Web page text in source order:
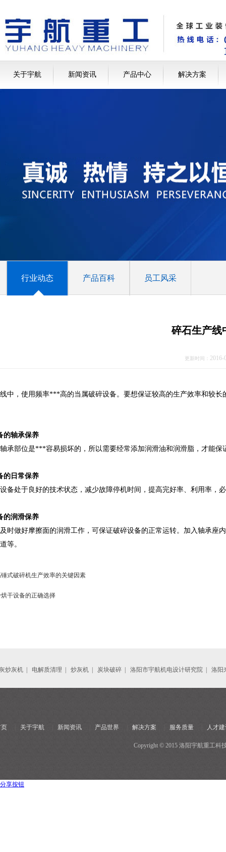
关于宇航 新闻资讯 产品中心 解决方案
行业动态 产品百科 员工风采
碎石生产线
更新时间：
中，使用频率***高的当属破碎设备。要想保证较高的生产效率和较
的轴承保养
承部位是***容易损坏的，所以需要经常添加润滑油和润滑脂，才能保
的日常保养
备处于良好的技术状态，减少故障停机时间，提高完好率、利用率
的润滑保养
时做好摩擦面的润滑工作，可保证破碎设备的正常运转。加入轴承座
等。
式破碎机生产效率的关键因素
干设备的正确选择
炒灰机 电解质清理 炒灰机 炭块破碎 洛阳市宇航机电设计研究院 洛阳
关于宇航 新闻资讯 产品世界 解决方案 服务质量 人才
Copyright © 2015 洛阳宇航重工科
分享按钮